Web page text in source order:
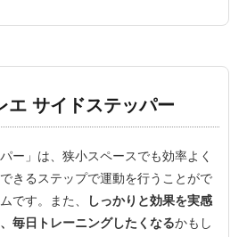
サイドステッパー
ー」は、狭小スペースでも効率よく
きるステップで運動を行うことがで
です。また、
しっかりと効果を実感
毎日トレーニングしたくなるかもし